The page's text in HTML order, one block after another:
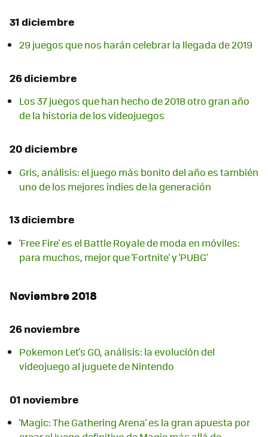
31 diciembre
29 juegos que nos harán celebrar la llegada de 2019
26 diciembre
Los 37 juegos que han hecho de 2018 otro gran año
de la historia de los videojuegos
20 diciembre
Gris, análisis: el juego más bonito del año es también
uno de los mejores indies de la generación
13 diciembre
'Free Fire' es el Battle Royale de moda en móviles:
para muchos, mejor que 'Fortnite' y 'PUBG'
Noviembre 2018
26 noviembre
Pokemon Let's GO, análisis: la evolución del
videojuego al juguete de Nintendo
01 noviembre
'Magic: The Gathering Arena' es la gran apuesta por